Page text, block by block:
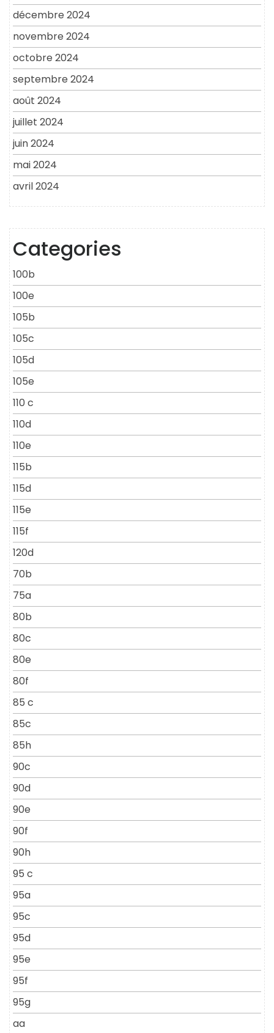
décembre 2024
novembre 2024
octobre 2024
septembre 2024
août 2024
juillet 2024
juin 2024
mai 2024
avril 2024
Categories
100b
100e
105b
105c
105d
105e
110 c
110d
110e
115b
115d
115e
115f
120d
70b
75a
80b
80c
80e
80f
85 c
85c
85h
90c
90d
90e
90f
90h
95 c
95a
95c
95d
95e
95f
95g
aa